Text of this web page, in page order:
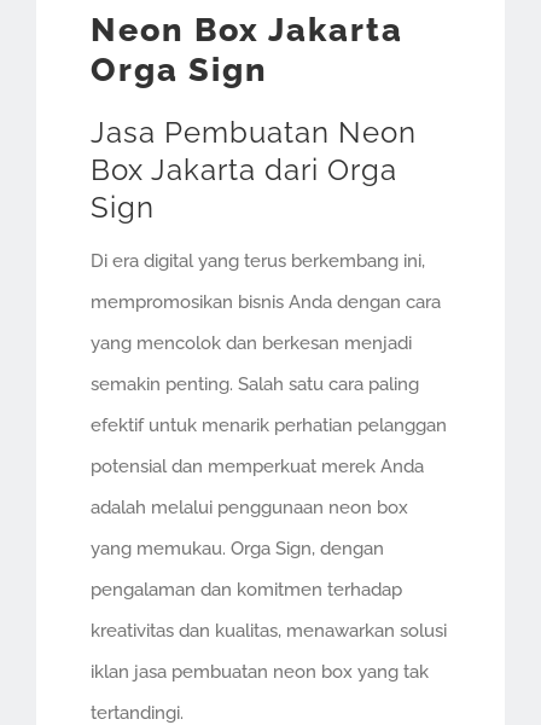
Neon Box Jakarta
Orga Sign
Jasa Pembuatan Neon
Box Jakarta dari Orga
Sign
Di era digital yang terus berkembang ini,
mempromosikan bisnis Anda dengan cara
yang mencolok dan berkesan menjadi
semakin penting. Salah satu cara paling
efektif untuk menarik perhatian pelanggan
potensial dan memperkuat merek Anda
adalah melalui penggunaan neon box
yang memukau. Orga Sign, dengan
pengalaman dan komitmen terhadap
kreativitas dan kualitas, menawarkan solusi
iklan jasa pembuatan neon box yang tak
tertandingi.